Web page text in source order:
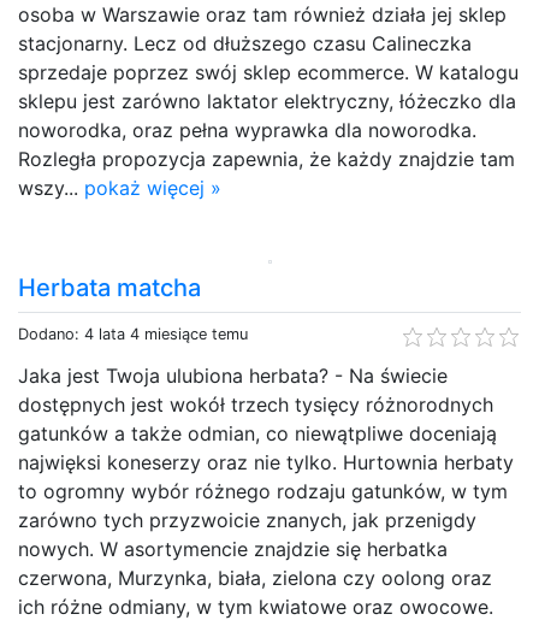
osoba w Warszawie oraz tam również działa jej sklep
stacjonarny. Lecz od dłuższego czasu Calineczka
sprzedaje poprzez swój sklep ecommerce. W katalogu
sklepu jest zarówno laktator elektryczny, łóżeczko dla
noworodka, oraz pełna wyprawka dla noworodka.
Rozległa propozycja zapewnia, że każdy znajdzie tam
wszy... pokaż więcej »
Herbata matcha
Dodano: 4 lata 4 miesiące temu
Jaka jest Twoja ulubiona herbata? - Na świecie
dostępnych jest wokół trzech tysięcy różnorodnych
gatunków a także odmian, co niewątpliwe doceniają
najwięksi koneserzy oraz nie tylko. Hurtownia herbaty
to ogromny wybór różnego rodzaju gatunków, w tym
zarówno tych przyzwoicie znanych, jak przenigdy
nowych. W asortymencie znajdzie się herbatka
czerwona, Murzynka, biała, zielona czy oolong oraz
ich różne odmiany, w tym kwiatowe oraz owocowe.